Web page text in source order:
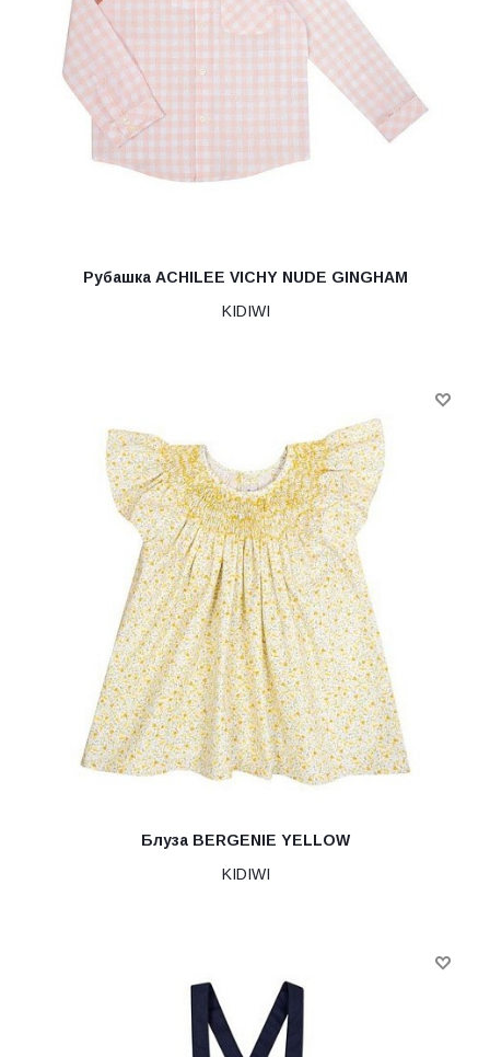
Рубашка ACHILEE VICHY NUDE GINGHAM
KIDIWI
Блуза BERGENIE YELLOW
KIDIWI